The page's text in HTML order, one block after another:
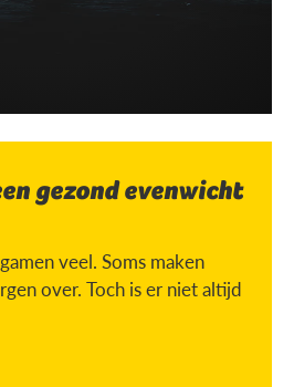
gezond evenwicht
veel. Soms maken
over. Toch is er niet altijd